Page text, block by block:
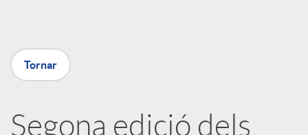
P
u
Tornar
Segona edició dels